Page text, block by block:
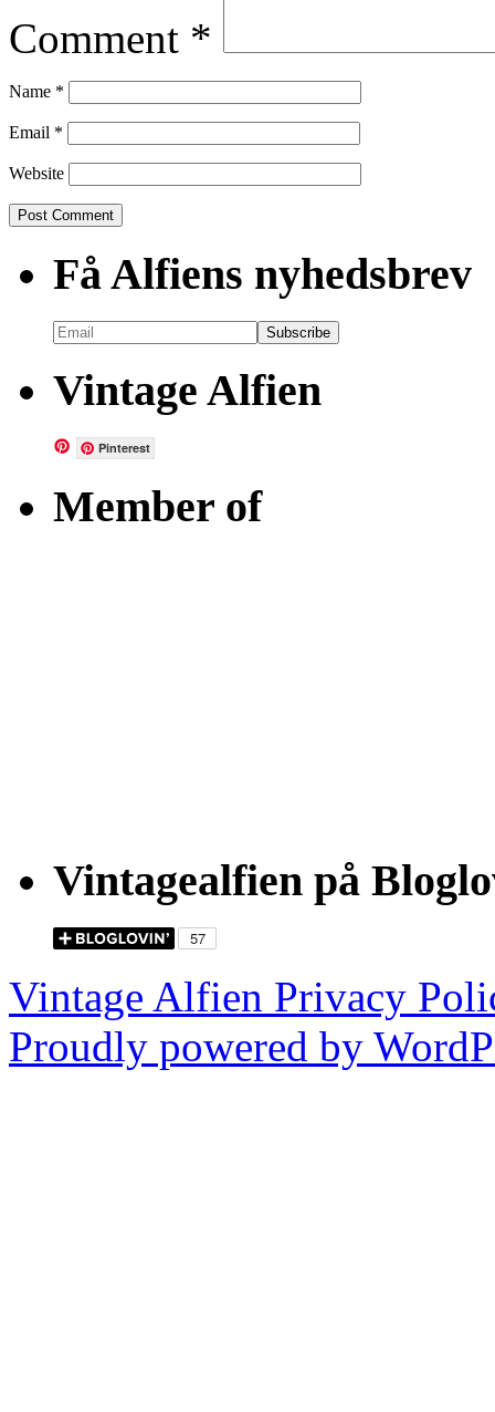
Comment *
Name *
Email *
Website
Få Alfiens nyhedsbrev
Vintage Alfien
Pinterest
Member of
Vintagealfien på
Vintage Alfien Privacy
Proudly powered by